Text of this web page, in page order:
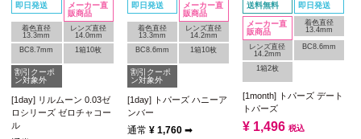
即日発送
メーカー直
販商品
着色直径
13.3mm
レンズ直径
14.0mm
BC8.7mm
1箱10枚
割引クーポ
ン対象外
[1day] リルムーン 0.03ゼ
ロシリーズ ゼロチャコー
ル
即日発送
メーカー直
販商品
着色直径
13.3mm
レンズ直径
14.2mm
BC8.6mm
1箱10枚
割引クーポ
ン対象外
[1day] トパーズ ハニーア
ンバー
通常 ¥ 1,760 ➡
送料無料 即日発送
メーカー直
販商品
着色直径
13.4mm
レンズ直径
14.2mm
BC8.6mm
1箱2枚
[1month] トパーズ デート
トパーズ
¥ 1,496 税込